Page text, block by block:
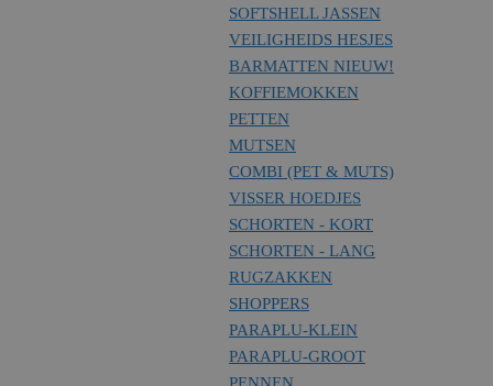
SOFTSHELL JASSEN
VEILIGHEIDS HESJES
BARMATTEN NIEUW!
KOFFIEMOKKEN
PETTEN
MUTSEN
COMBI (PET & MUTS)
VISSER HOEDJES
SCHORTEN - KORT
SCHORTEN - LANG
RUGZAKKEN
SHOPPERS
PARAPLU-KLEIN
PARAPLU-GROOT